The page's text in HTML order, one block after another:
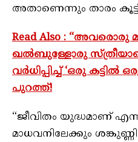
അതാണെന്നും താരം
Read Also : “അവരൊരു
ഖൽബുള്ളോരു
വർധിപ്പിച്ച് ‘ഒരു കട്ടിൽ
പുറത്ത്!
“ജീവിതം യുദ്ധമാണ്
മാധവനിലേക്കും